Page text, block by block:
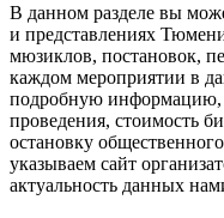
В данном разделе вы
и представлениях
мюзиклов, постановок,
каждом мероприятии в
подробную информацию,
проведения, стоимость
остановку
указываем сайт
актуальность данных